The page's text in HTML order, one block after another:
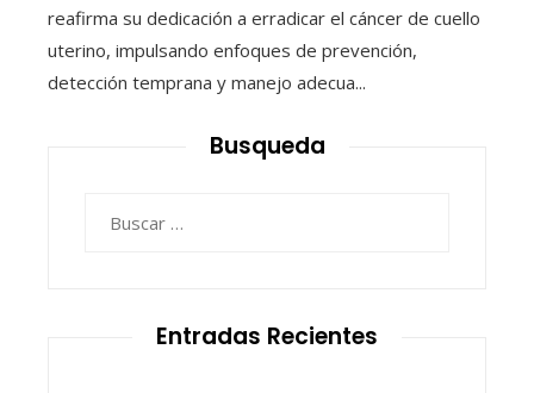
reafirma su dedicación a erradicar el cáncer de cuello
uterino, impulsando enfoques de prevención,
detección temprana y manejo adecua...
Busqueda
Entradas Recientes